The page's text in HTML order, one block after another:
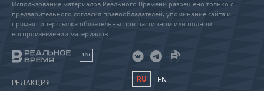
Использование материалов Реального Времени разрешено только с
предварительного согласия правообладателей, упоминание сайта и
прямая гиперссылка обязательны при частичном или полном
воспроизведении материалов.
18+
РЕДАКЦИЯ
RU EN